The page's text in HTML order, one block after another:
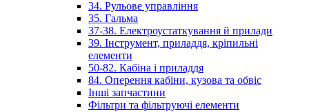
34. Рульове управління
35. Гальма
37-38. Електроустаткування й прилади
39. Інструмент, приладдя, кріпильні
елементи
50-82. Кабіна і приладдя
84. Оперення кабіни, кузова та обвіс
Інші запчастини
Фільтри та фільтруючі елементи